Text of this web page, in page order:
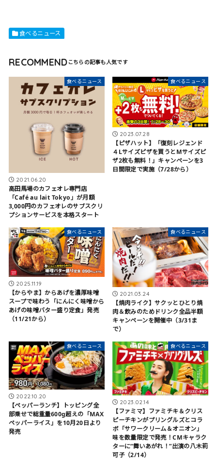
食べるニュース
RECOMMEND
食べるニュース
2021.06.20
高田馬場のカフェオレ専門店
「Café au lait Tokyo」が月額
3,000円のカフェオレのサブスクリ
プションサービスを本格スタート
食べるニュース
2023.07.28
【ピザハット】「復刻レジェンド
４Lサイズピザを買うとMサイズピ
ザ2枚も無料！」キャンペーンを3
日間限定で実施（7/28から）
食べるニュース
2025.11.19
【からやま】からあげを濃厚味噌
スープで味わう「にんにく味噌から
あげの味噌バター盛り定食」発売
（11/21から）
食べるニュース
2021.03.24
【焼肉ライク】サクッとひとり焼
肉＆飲みのためドリンク全品半額
キャンペーンを開催中（3/31ま
で）
食べるニュース
2022.10.20
【ペッパーランチ】トッピング全
部乗せで総重量600g超えの「MAX
ペッパーライス」を10月20日より
発売
食べるニュース
2023.02.14
【ファミマ】ファミチキ＆クリス
ピーチキンがプリングルズとコラ
ボ「サワークリーム＆オニオン」
味を数量限定で発売！CMキャラク
ターに“舞いあがれ！”出演の八木莉
可子（2/14）